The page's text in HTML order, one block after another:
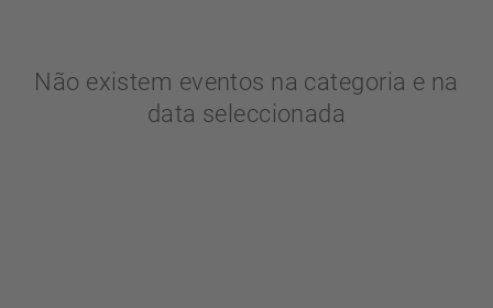
Não existem eventos na categoria e na
data seleccionada